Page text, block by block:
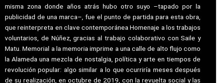
misma zona donde años atrás hubo otro suyo –tapado por la
publicidad de una marca–, fue el punto de partida para esta obra,
que reinterpreta en clave contemporánea Homenaje a los trabajos
voluntarios, de Núñez, gracias al trabajo colaborativo con Saile y
Matu. Memorial a la memoria imprime a una calle de alto flujo como
la Alameda una mezcla de nostalgia, política y arte en tiempos de
revolución popular: algo similar a lo que ocurriría meses después
de su realización, en octubre de 2019, con la revuelta social y las